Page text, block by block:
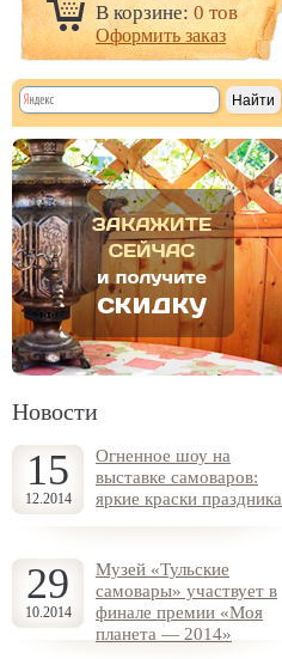
В корзине: 0 тов
Оформить заказ
Новости
15
12.2014
Огненное шоу на
выставке самоваров:
яркие краски праздника
29
10.2014
Музей «Тульские
самовары» участвует в
финале премии «Моя
планета — 2014»